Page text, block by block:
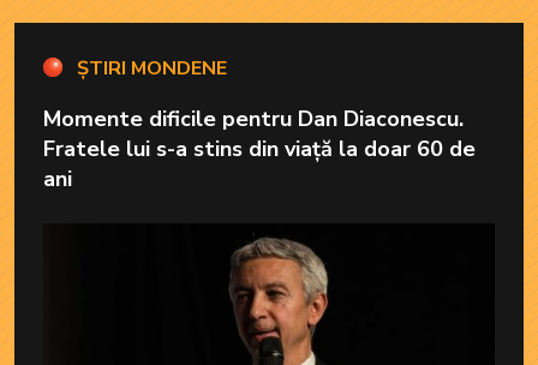
ȘTIRI MONDENE
Momente dificile pentru Dan Diaconescu.
Fratele lui s-a stins din viață la doar 60 de
ani